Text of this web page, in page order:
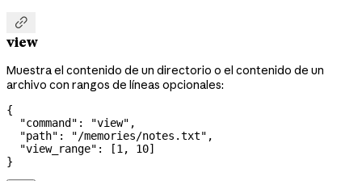

view
Muestra el contenido de un directorio o el contenido de un
archivo con rangos de líneas opcionales:
{
  "command"
: "view" ,
  "path"
: "/memories/notes.txt" ,
  "view_range"
: [1, 10]
}